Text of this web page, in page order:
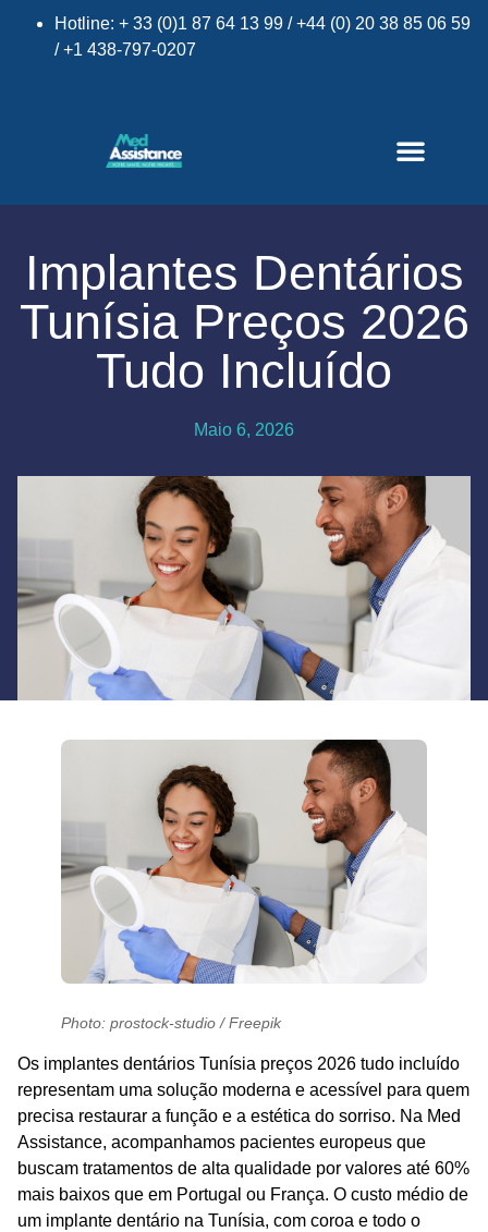
Hotline: + 33 (0)1 87 64 13 99 / +44 (0) 20 38 85 06 59
/ +1 438-797-0207
Implantes Dentários
Tunísia Preços 2026
Tudo Incluído
Maio 6, 2026
Photo: prostock-studio / Freepik
Os implantes dentários Tunísia preços 2026 tudo incluído
representam uma solução moderna e acessível para quem
precisa restaurar a função e a estética do sorriso. Na Med
Assistance, acompanhamos pacientes europeus que
buscam tratamentos de alta qualidade por valores até 60%
mais baixos que em Portugal ou França. O custo médio de
um implante dentário na Tunísia, com coroa e todo o